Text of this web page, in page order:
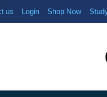
us Login Shop Now